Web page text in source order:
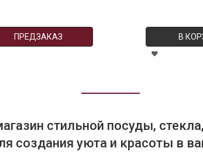
ПРЕДЗАКАЗ В
стильной посуды,
создания уюта и красоты в